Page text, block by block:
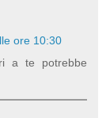
ore 10:30
a te potrebbe